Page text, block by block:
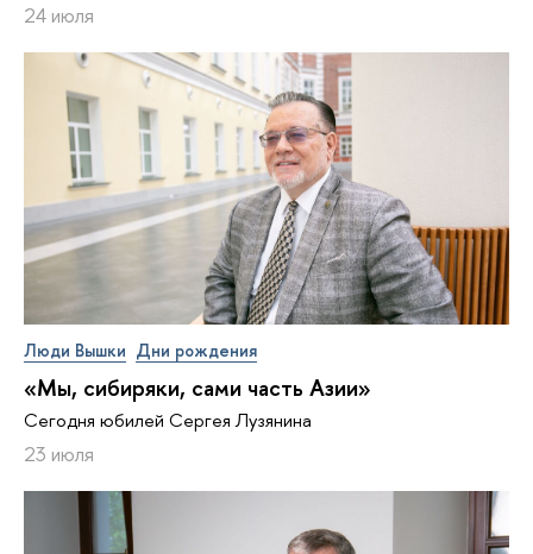
24 июля
Люди Вышки Дни рождения
«Мы, сибиряки, сами часть Азии»
Сегодня юбилей Сергея Лузянина
23 июля